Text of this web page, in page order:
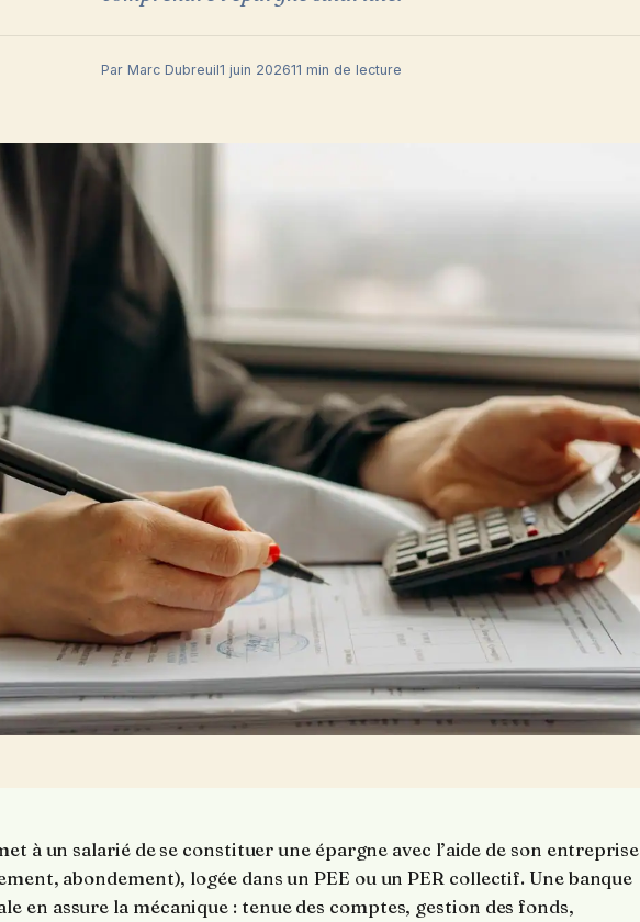
Par Marc Dubreuil1 juin 202611 min de lecture
à un salarié de se constituer une épargne avec l’aide de son entreprise
abondement), logée dans un PEE ou un PER collectif. Une banque
en assure la mécanique : tenue des comptes, gestion des fonds,